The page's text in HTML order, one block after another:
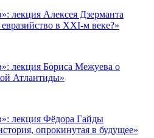
лекция Алексея Дзерманта
в XXI-м веке?»
лекция Бориса Межуева о
Атлантиды»
лекция Фёдора Гайды
опрокинутая в будущее»